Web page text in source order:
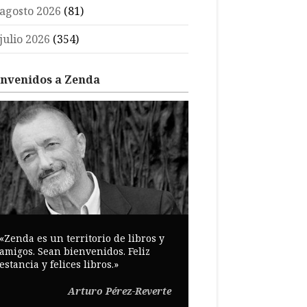
2026 (81)
2026 (354)
a Zenda
es un territorio de libros y
Sean bienvenidos. Feliz
y felices libros.»
Arturo Pérez-Reverte